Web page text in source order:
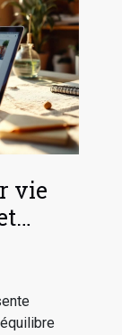
vie
?
équilibre